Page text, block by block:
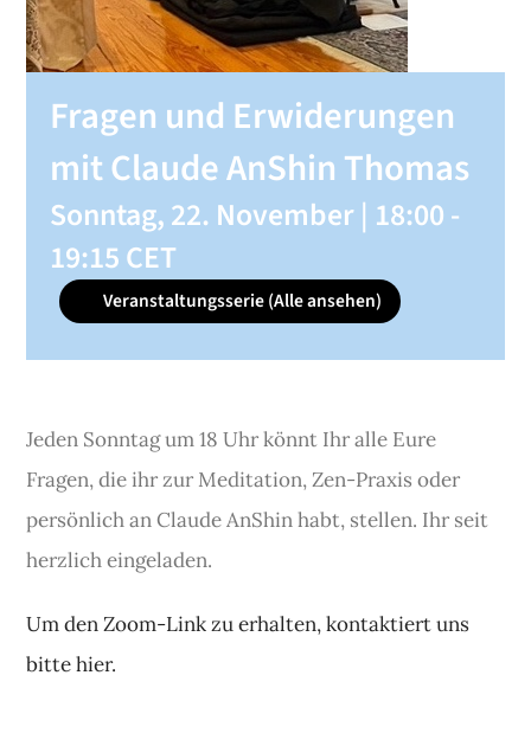
SHOP
KONTAKT
Spenden
Fragen und Erwiderungen
mit Claude AnShin Thomas
Sonntag, 22. November | 18:00-
19:15CET
Veranstaltungsserie(Alle ansehen)
Jeden Sonntag um 18 Uhr könnt Ihr alle Eure
Fragen, die ihr zur Meditation, Zen-Praxis oder
persönlich an Claude AnShin habt, stellen. Ihr seit
herzlich eingeladen.
Um den Zoom-Link zu erhalten, kontaktiert uns
bitte hier.